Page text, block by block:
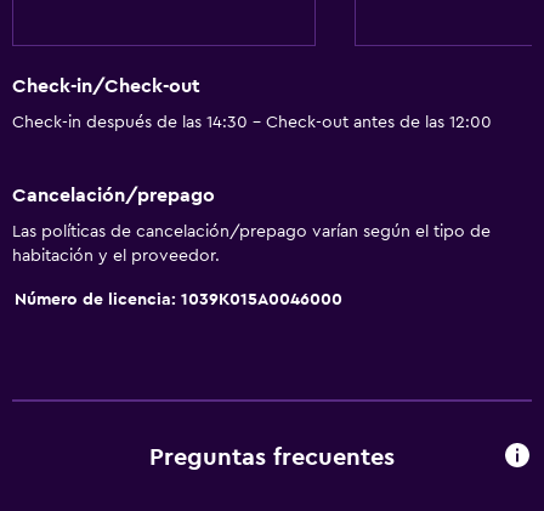
Check-in/Check-out
Check-in después de las 14:30 - Check-out antes de las 12:00
Cancelación/prepago
Las políticas de cancelación/prepago varían según el tipo de
habitación y el proveedor.
Número de licencia: 1039K015A0046000
Preguntas frecuentes